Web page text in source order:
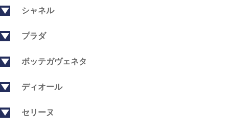
シャネル
プラダ
ボッテガヴェネタ
ディオール
セリーヌ